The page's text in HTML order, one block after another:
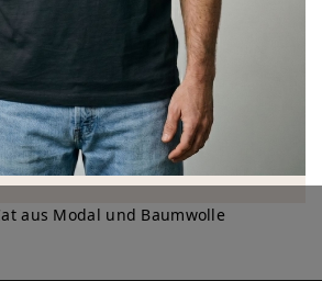
aus Modal und Baumwolle